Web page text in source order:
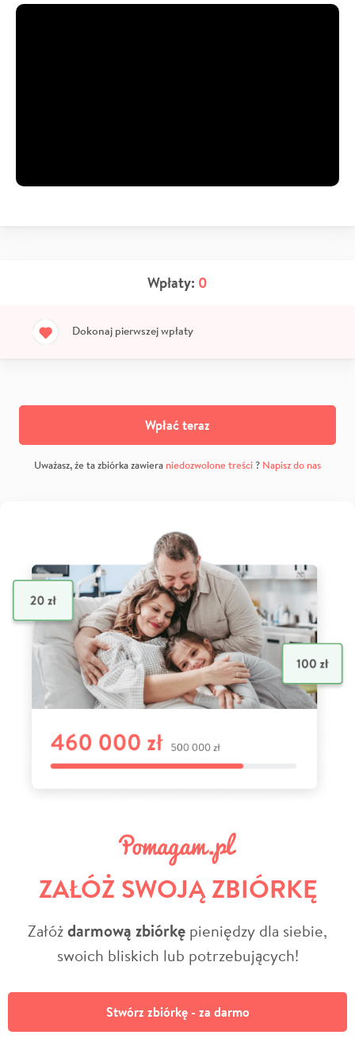
Wpłaty: 0
Dokonaj pierwszej wpłaty
Wpłać teraz
Uważasz, że ta zbiórka zawiera niedozwolone treści? Napisz do nas
ZAŁÓŻ SWOJĄ ZBIÓRKĘ
Załóżdarmową zbiórkę pieniędzy dla siebie,
swoich bliskich lub potrzebujących!
Stwórz zbiórkę - za darmo